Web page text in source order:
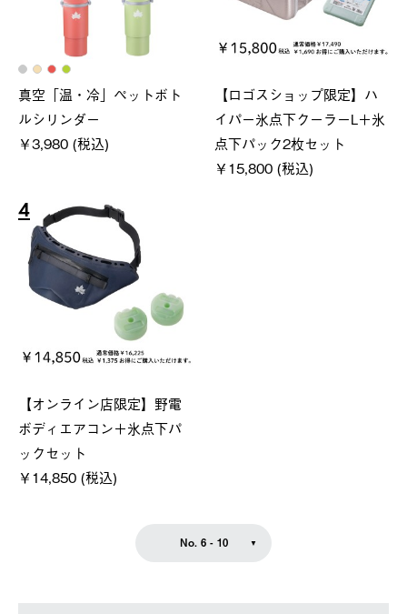
真空「温・冷」ペットボト
ルシリンダー
￥3,980 (税込)
【ロゴスショップ限定】ハ
イパー氷点下クーラーL＋氷
点下パック2枚セット
￥15,800 (税込)
4
【オンライン店限定】野電
ボディエアコン＋氷点下パ
ックセット
￥14,850 (税込)
No. 6 - 10